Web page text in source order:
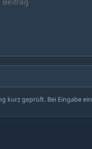
kurz geprüft. Bei Eingabe